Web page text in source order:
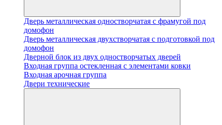
Дверь металлическая одностворчатая с фрамугой под
домофон
Дверь металлическая двухстворчатая с подготовкой под
домофон
Дверной блок из двух одностворчатых дверей
Входная группа остекленная с элементами ковки
Входная арочная группа
Двери технические